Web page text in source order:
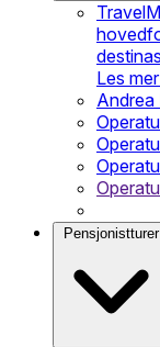
Les
Andrea
Pensjonistturer